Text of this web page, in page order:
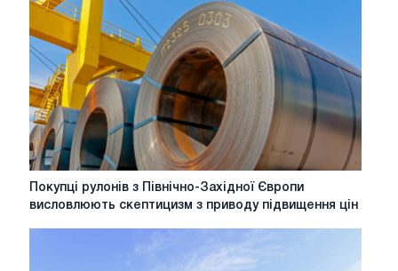
Покупці
Покупці рулонів з Північно-Західної Європи
висловлюють скептицизм з приводу підвищення цін